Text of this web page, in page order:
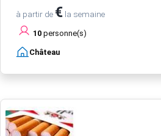
à partir de € la semaine
10 personne(s)
Château